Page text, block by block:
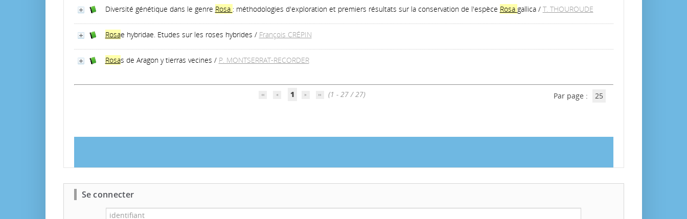
Diversité génétique dans le genre Rosa : méthodologies d'exploration et premiers résultats sur la conservation de l'espèce Rosa gallica/ T. THOUROUDE
Rosae hybridae. Etudes sur les roses hybrides / François CRÉPIN
Rosas de Aragon y tierras vecines / P. MONTSERRAT-RECORDER
1 (1 - 27 / 27) Par page : 25
Se connecter